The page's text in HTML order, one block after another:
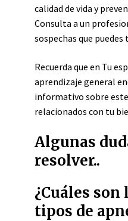
calidad de vida y
Consulta a un
sospechas que
Recuerda que en Tu
aprendizaje general
informativo sobre
relacionados con tu
Algunas
resolver..
¿Cuáles
tipos de